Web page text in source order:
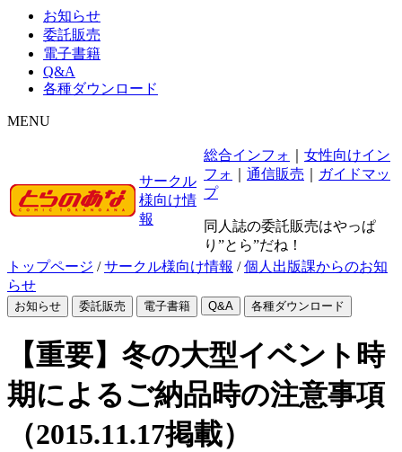
お知らせ
委託販売
電子書籍
Q&A
各種ダウンロード
MENU
サークル
様向け情
報
総合インフォ
女性向けイン
フォ
通信販売
ガイドマッ
プ
同人誌の委託販売はやっぱ
り”とら”だね！
トップページ /サークル様向け情報 /個人出版課からのお知
らせ
お知らせ 委託販売 電子書籍 Q&A 各種ダウンロード
【重要】冬の大型イベント時
期によるご納品時の注意事項
（2015.11.17掲載）